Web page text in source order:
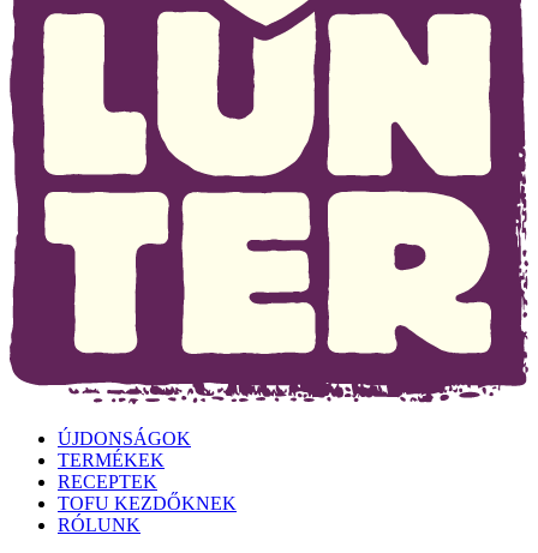
ÚJDONSÁGOK
TERMÉKEK
RECEPTEK
TOFU KEZDŐKNEK
RÓLUNK